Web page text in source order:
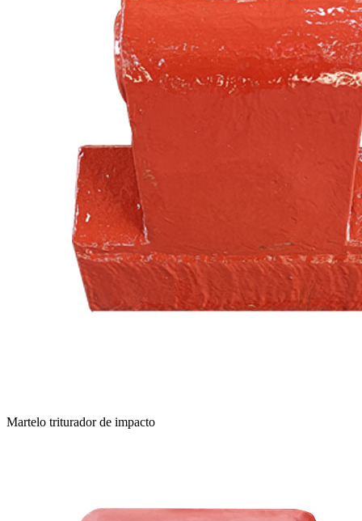
Martelo triturador de impacto